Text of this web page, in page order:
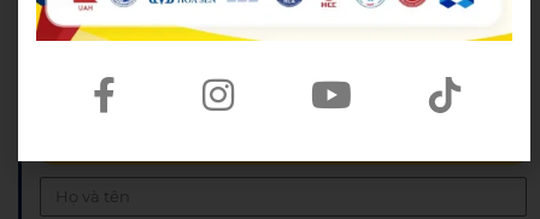
✅ Cam kết IELTS/TOEIC/PTE đầu ra bằng văn bản.
✅ Đội ngũ giáo viên có điểm IELTS trung bình từ